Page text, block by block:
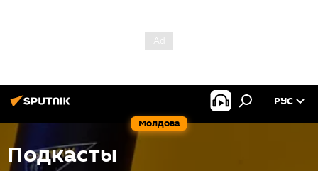
Молдова
РУС
Подкасты